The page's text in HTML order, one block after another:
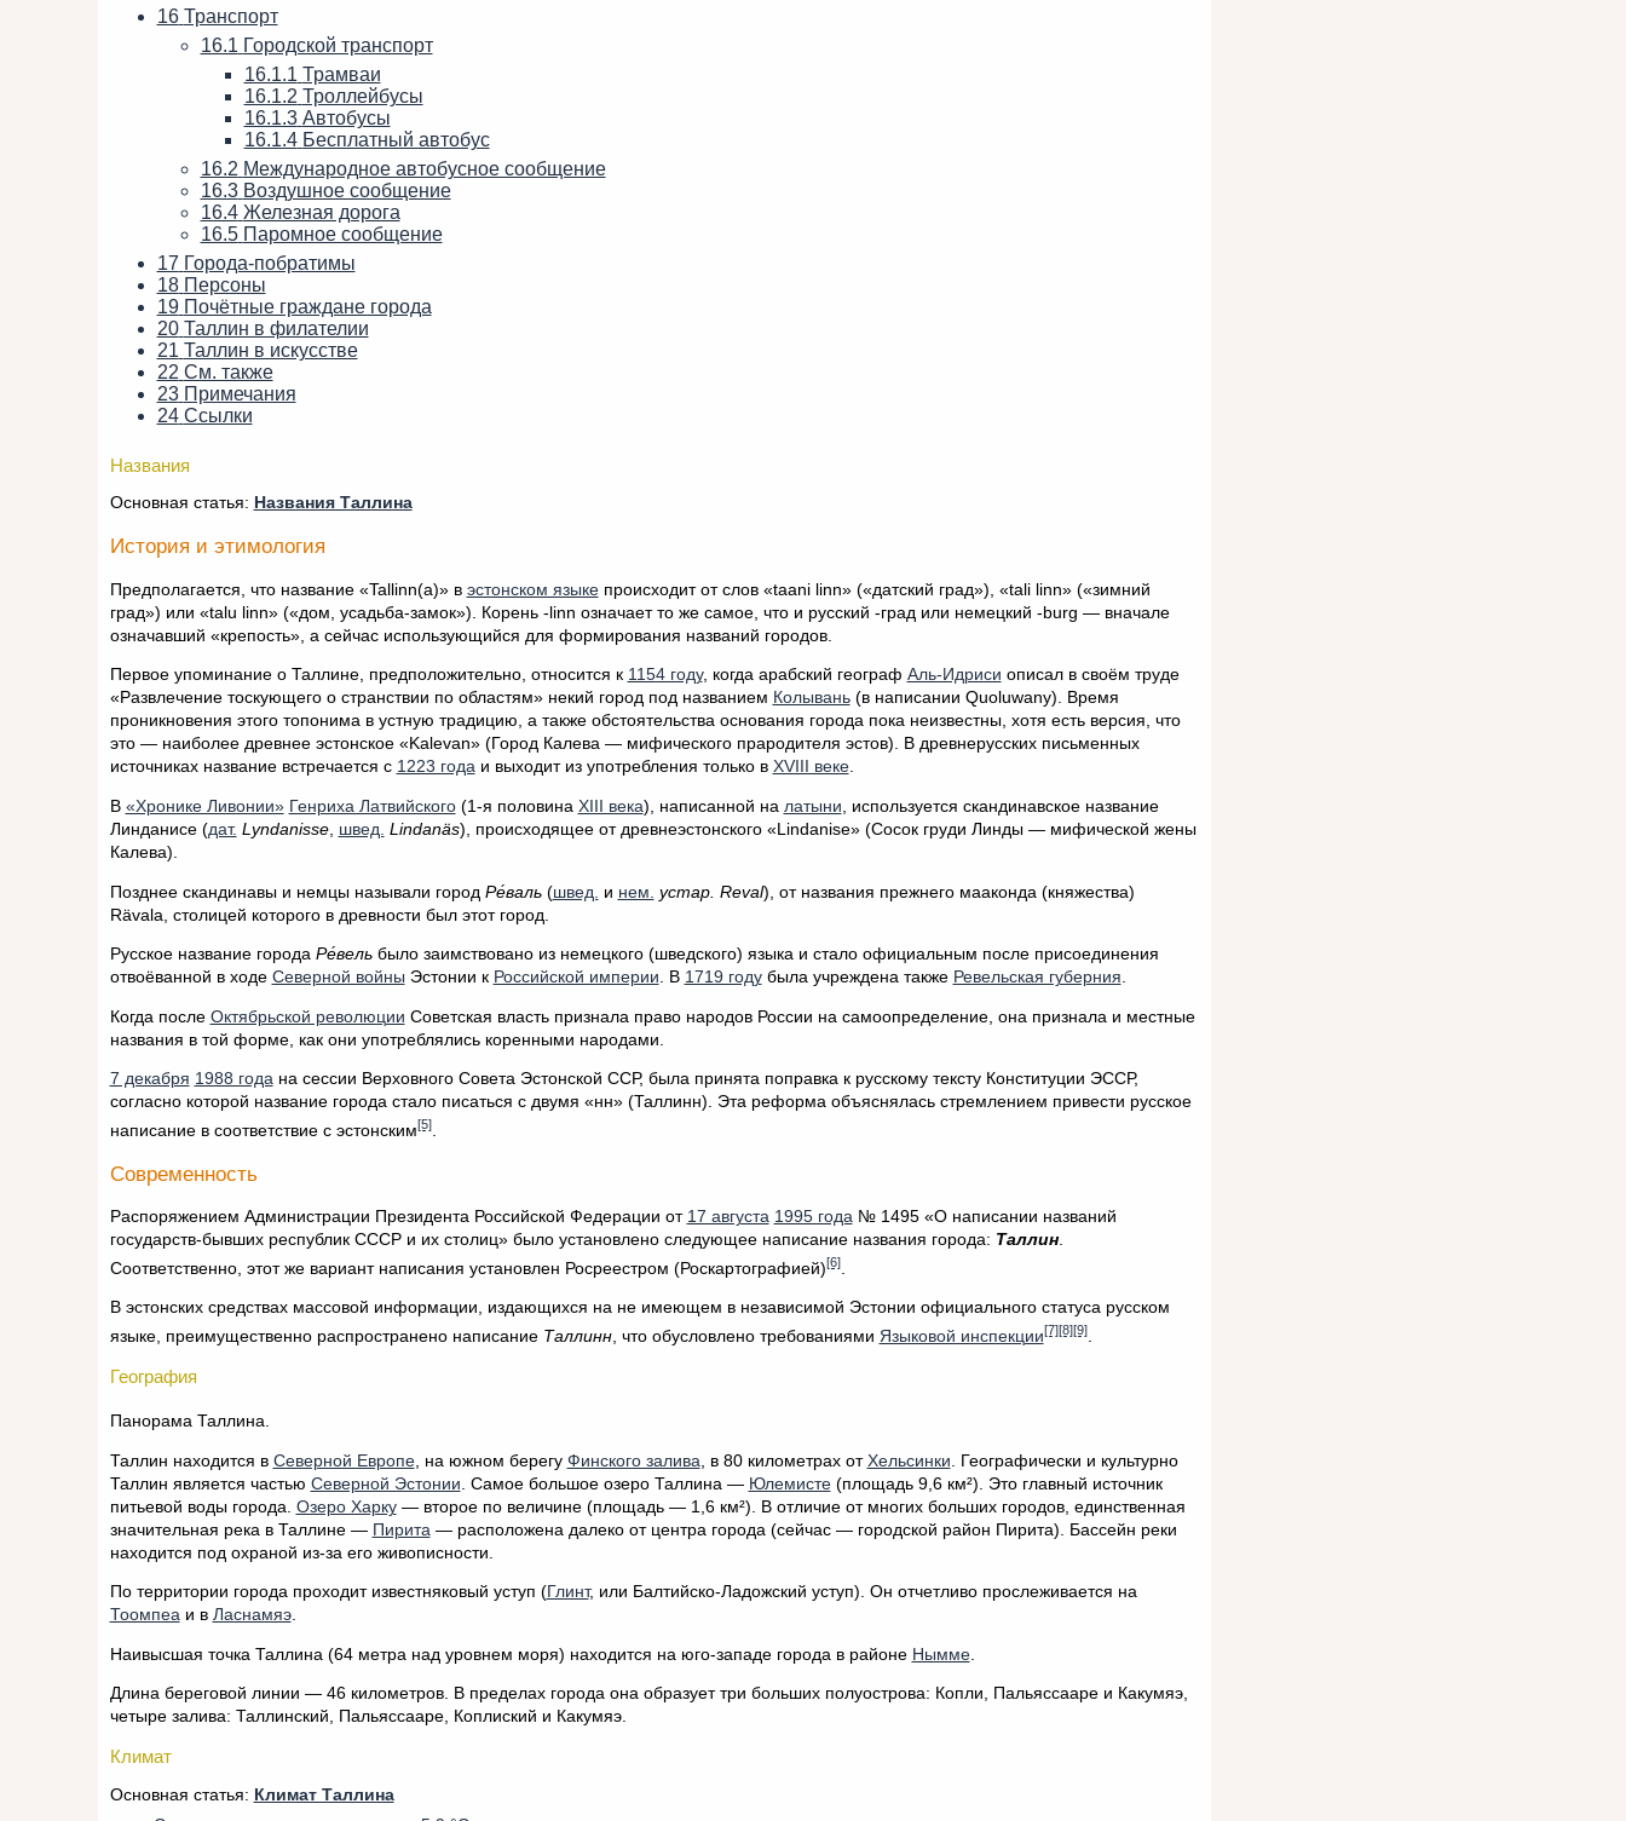
16 Транспорт
16.1 Городской транспорт
16.1.1 Трамваи
16.1.2 Троллейбусы
16.1.3 Автобусы
16.1.4 Бесплатный автобус
16.2 Международное автобусное сообщение
16.3 Воздушное сообщение
16.4 Железная дорога
16.5 Паромное сообщение
17 Города-побратимы
18 Персоны
19 Почётные граждане города
20 Таллин в филателии
21 Таллин в искусстве
22 См. также
23 Примечания
24 Ссылки
Названия
Основная статья: Названия Таллина
История и этимология
Предполагается, что название «Tallinn(a)» в эстонском языкепроисходит от слов «taani linn» («датский град»), «tali linn» («зимний
град») или «talu linn» («дом, усадьба-замок»). Корень -linn означает то же самое, что и русский -град или немецкий -burg — вначале
означавший «крепость», а сейчас использующийся для формирования названий городов.
Первое упоминание о Таллине, предположительно, относится к 1154 году, когда арабский географ Аль-Идриси описал в своём труде
«Развлечение тоскующего о странствии по областям» некий город под названием Колывань(в написании Quoluwany). Время
проникновения этого топонима в устную традицию, а также обстоятельства основания города пока неизвестны, хотя есть версия, что
это — наиболее древнее эстонское «Kalevan» (Город Калева — мифического прародителя эстов). В древнерусских письменных
источниках название встречается с 1223 годаи выходит из употребления только в XVIII веке.
В «Хронике Ливонии» Генриха Латвийского(1-я половина XIII века), написанной на латыни , используется скандинавское название
Линданисе (дат. Lyndanisse, швед. Lindanäs), происходящее от древнеэстонского «Lindanise» (Сосок груди Линды — мифической жены
Калева).
Позднее скандинавы и немцы называли город Ре́валь(швед. и нем. устар. Reval), от названия прежнего мааконда (княжества)
Rävala, столицей которого в древности был этот город.
Русское название города Ре́вельбыло заимствовано из немецкого (шведского) языка и стало официальным после присоединения
отвоёванной в ходе Северной войны Эстонии к Российской империи. В 1719 годубыла учреждена также Ревельская губерния.
Когда после Октябрьской революции Советская власть признала право народов России на самоопределение, она признала и местные
названия в той форме, как они употреблялись коренными народами.
7 декабря 1988 годана сессии Верховного Совета Эстонской ССР, была принята поправка к русскому тексту Конституции ЭССР,
согласно которой название города стало писаться с двумя «нн» (Таллинн). Эта реформа объяснялась стремлением привести русское
написание в соответствие с эстонским[5].
Современность
Распоряжением Администрации Президента Российской Федерации от 17 августа 1995 года№ 1495 «О написании названий
государств-бывших республик СССР и их столиц» было установлено следующее написание названия города: Таллин.
Соответственно, этот же вариант написания установлен Росреестром (Роскартографией)[6].
В эстонских средствах массовой информации, издающихся на не имеющем в независимой Эстонии официального статуса русском
языке, преимущественно распространено написание Таллинн, что обусловлено требованиями Языковой инспекции[7][8][9].
География
Панорама Таллина.
Таллин находится в Северной Европе, на южном берегу Финского залива , в 80 километрах от Хельсинки . Географически и культурно
Таллин является частью Северной Эстонии . Самое большое озеро Таллина — Юлемисте(площадь 9,6 км²). Это главный источник
питьевой воды города. Озеро Харку— второе по величине (площадь — 1,6 км²). В отличие от многих больших городов, единственная
значительная река в Таллине — Пирита — расположена далеко от центра города (сейчас — городской район Пирита). Бассейн реки
находится под охраной из-за его живописности.
По территории города проходит известняковый уступ (Глинт, или Балтийско-Ладожский уступ). Он отчетливо прослеживается на
Тоомпеаи в Ласнамяэ.
Наивысшая точка Таллина (64 метра над уровнем моря) находится на юго-западе города в районе Нымме.
Длина береговой линии — 46 километров. В пределах города она образует три больших полуострова: Копли, Пальяссааре и Какумяэ,
четыре залива: Таллинский, Пальяссааре, Коплиский и Какумяэ.
Климат
Основная статья: Климат Таллина